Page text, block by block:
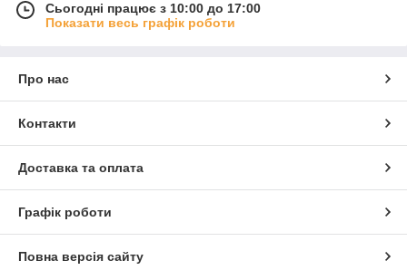
Сьогодні працює з 10:00 до 17:00
Показати весь графік роботи
Про нас
Контакти
Доставка та оплата
Графік роботи
Повна версія сайту